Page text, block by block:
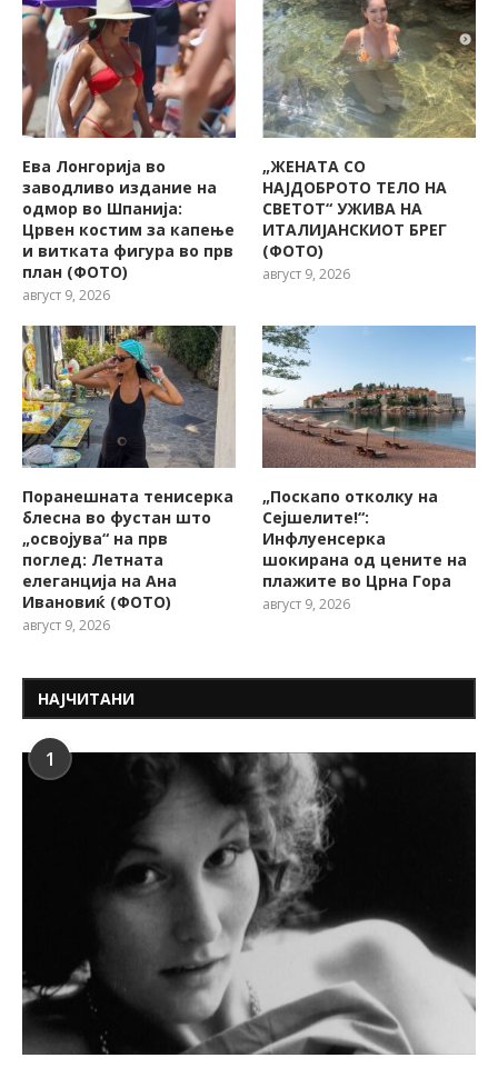
Ева Лонгорија во
заводливо издание на
одмор во Шпанија:
Црвен костим за капење
и витката фигура во прв
план (ФОТО)
август 9, 2026
„ЖЕНАТА СО
НАЈДОБРОТО ТЕЛО НА
СВЕТОТ“ УЖИВА НА
ИТАЛИЈАНСКИОТ БРЕГ
(ФОТО)
август 9, 2026
Поранешната тенисерка
блесна во фустан што
„освојува“ на прв
поглед: Летната
елеганција на Ана
Ивановиќ (ФОТО)
август 9, 2026
„Поскапо отколку на
Сејшелите!“:
Инфлуенсерка
шокирана од цените на
плажите во Црна Гора
август 9, 2026
НАЈЧИТАНИ
1